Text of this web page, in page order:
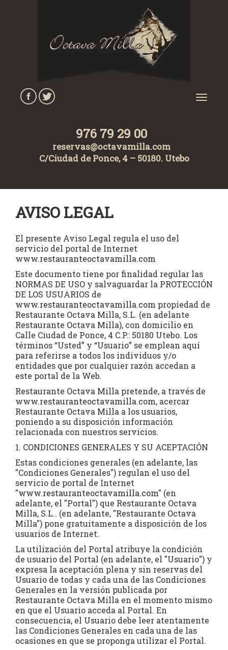
Toggle
976 79 29 00
reservas@octavamilla.com
C/Ciudad de Ponce, 4 – 50180. Utebo
AVISO LEGAL
El presente Aviso Legal regula el uso del
servicio del portal de Internet
www.restauranteoctavamilla.com
Este documento tiene por finalidad regular las
NORMAS DE USO y salvaguardar la PROTECCIÓN
DE LOS USUARIOS de
www.restauranteoctavamilla.com propiedad de
Restaurante Octava Milla, S.L. (en adelante
Restaurante Octava Milla), con domicilio en
Calle Ciudad de Ponce, 4 C.P.: 50180 Utebo. Los
términos “Usted” y “Usuario” se emplean aquí
para referirse a todos los individuos y/o
entidades que por cualquier razón accedan a
este portal de la Web.
Restaurante Octava Milla pretende, a través de
www.restauranteoctavamilla.com, acercar
Restaurante Octava Milla a los usuarios,
poniendo a su disposición información
relacionada con nuestros servicios.
1. CONDICIONES GENERALES Y SU ACEPTACIÓN
Estas condiciones generales (en adelante, las
"Condiciones Generales") regulan el uso del
servicio de portal de Internet
"www.restauranteoctavamilla.com" (en
adelante, el "Portal") que Restaurante Octava
Milla, S.L.. (en adelante, "Restaurante Octava
Milla") pone gratuitamente a disposición de los
usuarios de Internet.
La utilización del Portal atribuye la condición
de usuario del Portal (en adelante, el "Usuario") y
expresa la aceptación plena y sin reservas del
Usuario de todas y cada una de las Condiciones
Generales en la versión publicada por
Restaurante Octava Milla en el momento mismo
en que el Usuario acceda al Portal. En
consecuencia, el Usuario debe leer atentamente
las Condiciones Generales en cada una de las
ocasiones en que se proponga utilizar el Portal.